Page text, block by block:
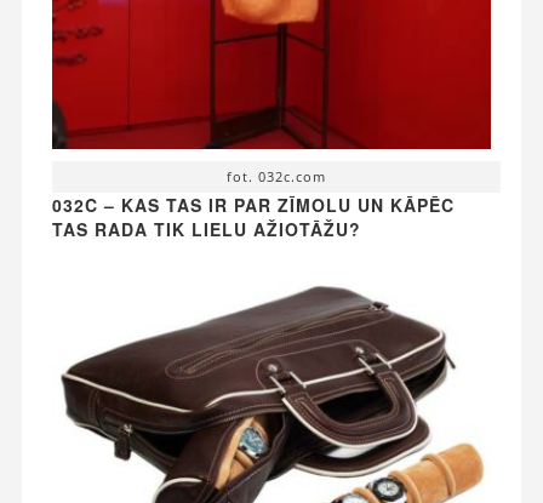
fot. 032c.com
032C – KAS TAS IR PAR ZĪMOLU UN KĀPĒC
TAS RADA TIK LIELU AŽIOTĀŽU?